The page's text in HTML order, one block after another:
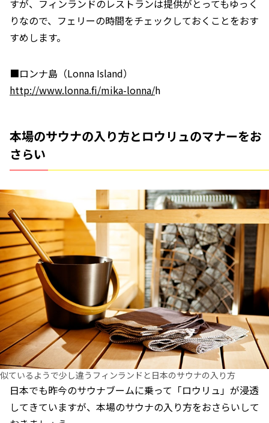
すが、フィンランドのレストランは提供がとってもゆっく
りなので、フェリーの時間をチェックしておくことをおす
すめします。
■ロンナ島（Lonna Island）
http://www.lonna.fi/mika-lonna/h
本場のサウナの入り方とロウリュのマナーをお
さらい
似ているようで少し違うフィンランドと日本のサウナの入り方
日本でも昨今のサウナブームに乗って「ロウリュ」が浸透
してきていますが、本場のサウナの入り方をおさらいして